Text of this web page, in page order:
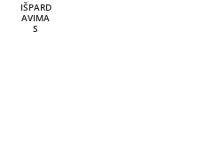
IŠPARD
AVIMA
S